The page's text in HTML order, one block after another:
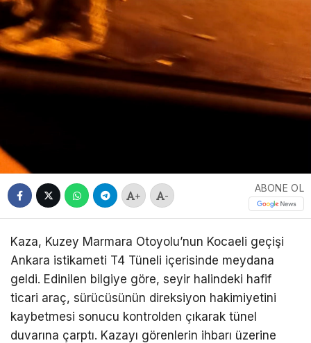
+ -
ABONE OL
Kaza, Kuzey Marmara Otoyolu’nun Kocaeli geçişi
Ankara istikameti T4 Tüneli içerisinde meydana
geldi. Edinilen bilgiye göre, seyir halindeki hafif
ticari araç, sürücüsünün direksiyon hakimiyetini
kaybetmesi sonucu kontrolden çıkarak tünel
duvarına çarptı. Kazayı görenlerin ihbarı üzerine